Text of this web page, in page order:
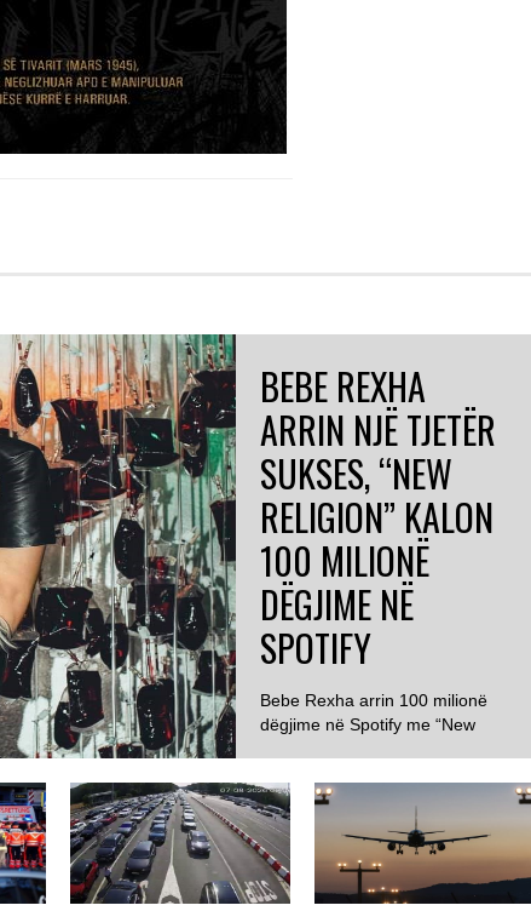
BEBE REXHA
ARRIN NJË TJETËR
SUKSES, “NEW
RELIGION” KALON
100 MILIONË
DËGJIME NË
SPOTIFY
Bebe Rexha arrin 100 milionë
dëgjime në Spotify me “New